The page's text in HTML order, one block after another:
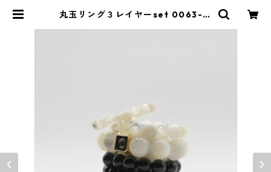
丸玉リング３レイヤーset 0063- 7